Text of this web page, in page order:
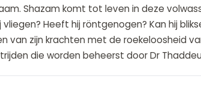
Shazam komt tot leven in deze
Heeft hij röntgenogen? Kan hij
van zijn krachten met de roekeloosheid
die worden beheerst door Dr